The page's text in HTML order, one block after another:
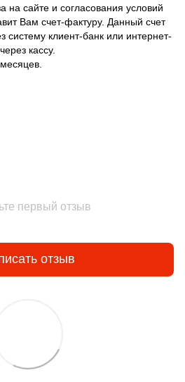
на сайте и согласования условий
Вам счет-фактуру. Данный счет
систему клиент-банк или интернет-
кассу.
первый отзыв
отзыв